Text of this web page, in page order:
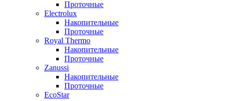
Проточные
Electrolux
Накопительные
Проточные
Royal Thermo
Накопительные
Проточные
Zanussi
Накопительные
Проточные
EcoStar